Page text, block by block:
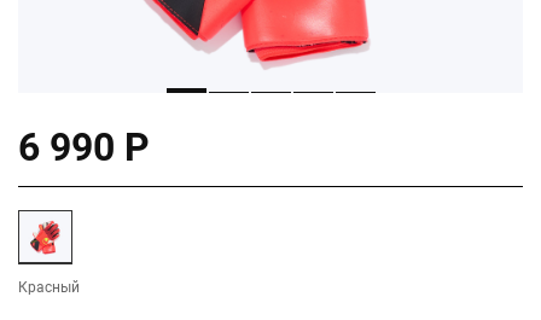
6 990 Р
Красный